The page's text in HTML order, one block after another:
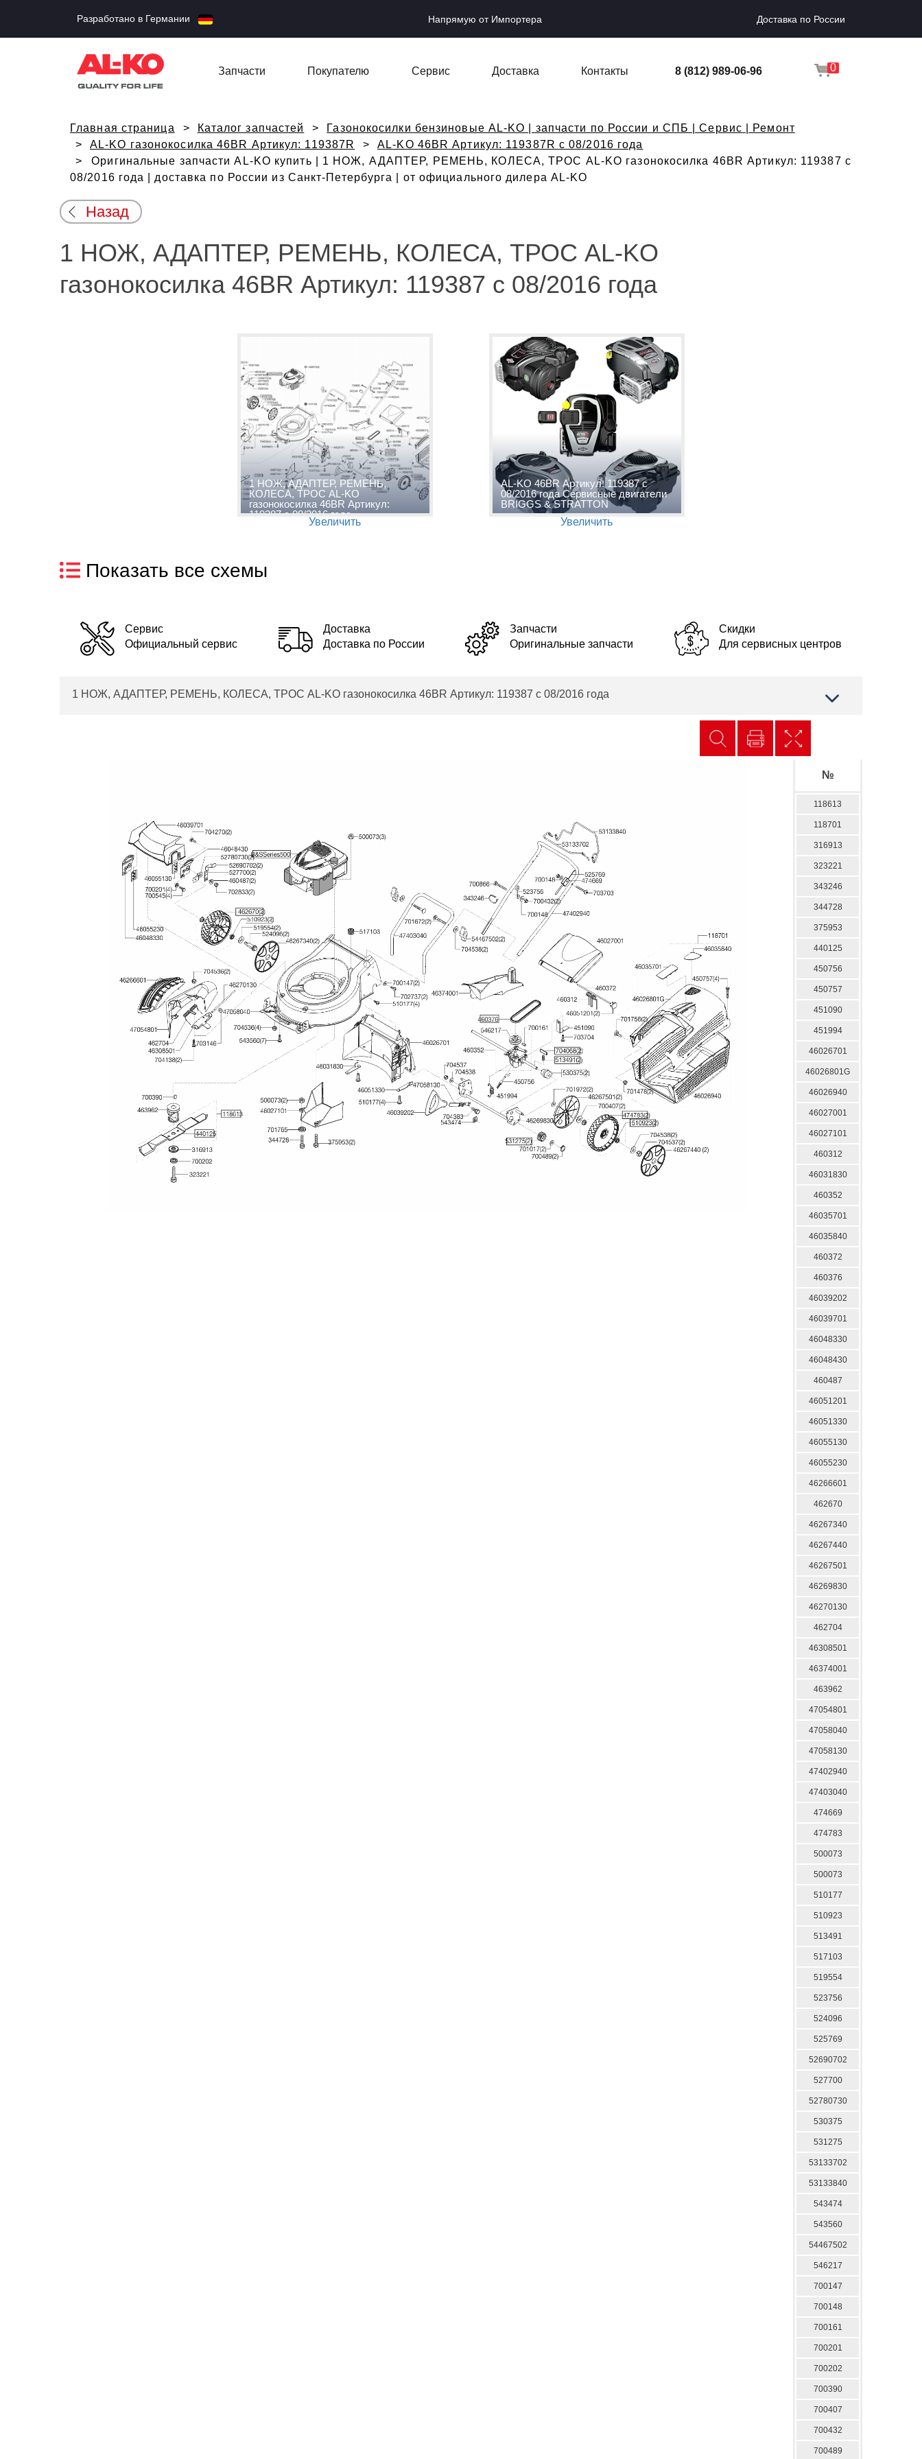
Разработано в Германии Напрямую от Импортера Доставка по России
Запчасти Покупателю Сервис Доставка Контакты 8 (812) 989-06-96 0
Главная страница Каталог запчастей
Газонокосилки бензиновые AL-KO | запчасти по России и СПБ | Сервис | Ремонт
AL-KO газонокосилка 46BR Артикул: 119387R
AL-KO 46BR Артикул: 119387R с 08/2016 года
Оригинальные запчасти AL-KO купить | 1 НОЖ, АДАПТЕР, РЕМЕНЬ, КОЛЕСА, ТРОС AL-KO газонокосилка 46BR Артикул: 119387 с
08/2016 года | доставка по России из Санкт-Петербурга | от официального дилера AL-KO
Назад
1 НОЖ, АДАПТЕР, РЕМЕНЬ, КОЛЕСА, ТРОС AL-KO
газонокосилка 46BR Артикул: 119387 с 08/2016 года
1 НОЖ, АДАПТЕР, РЕМЕНЬ,
КОЛЕСА, ТРОС AL-KO
газонокосилка 46BR Артикул:
119387 с 08/2016 года
Увеличить
AL-KO 46BR Артикул: 119387 с
08/2016 года Сервисные двигатели
BRIGGS & STRATTON
Увеличить
Показать все схемы
Сервис
Официальный сервис
Доставка
Доставка по России
Запчасти
Оригинальные запчасти
Скидки
Для сервисных центров
1 НОЖ, АДАПТЕР, РЕМЕНЬ, КОЛЕСА, ТРОС AL-KO газонокосилка 46BR Артикул: 119387 с 08/2016 года
№
118613
118701
316913
323221
343246
344728
375953
440125
450756
450757
451090
451994
46026701
46026801G
46026940
46027001
46027101
460312
46031830
460352
46035701
46035840
460372
460376
46039202
46039701
46048330
46048430
460487
46051201
46051330
46055130
46055230
46266601
462670
46267340
46267440
46267501
46269830
46270130
462704
46308501
46374001
463962
47054801
47058040
47058130
47402940
47403040
474669
474783
500073
500073
510177
510923
513491
517103
519554
523756
524096
525769
52690702
527700
52780730
530375
531275
53133702
53133840
543474
543560
54467502
546217
700147
700148
700161
700201
700202
700390
700407
700432
700489